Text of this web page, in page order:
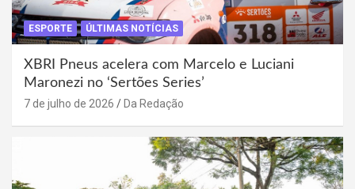
ESPORTE ÚLTIMAS NOTÍCIAS
XBRI Pneus acelera com Marcelo e Luciani
Maronezi no ‘Sertões Series’
7 de julho de 2026 Da Redação